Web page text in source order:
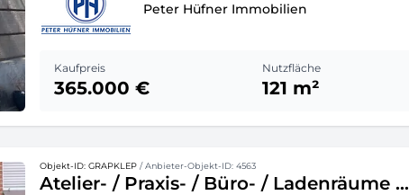
Peter Hüfner Immobilien
Kaufpreis
365.000 €
Nutzfläche
121 m²
Objekt-ID: GRAPKLEP / Anbieter-Objekt-ID: 4563
Atelier- / Praxis- / Büro- / Ladenräume ...